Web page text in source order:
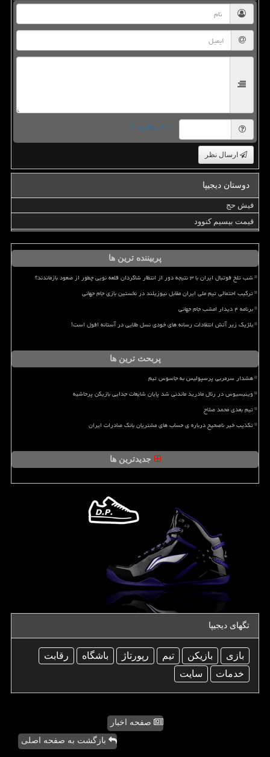
= ۸ بعلاوه ۳
ارسال نظر
دوستان دیجیپا
فیش حج
قیمت بیسیم کنوود
پربیننده ترین ها
شب تلخ فوتبال ایران با ۳ نتیجه دور از انتظار شاگردان قلعه نویی چطور از صعود بازماندند؟
ترکیب احتمالی تیم ملی ایران مقابل نیوزیلند در نخستین بازی جام جهانی
برنامه ۴ دیدار امشب جام جهانی
بلژیک زیر آتش انتقادات رسانه های خودی نسل طلایی در آستانه افول است!
پربحث ترین ها
هشدار سرمربی پرسپولیس به جاسوس تیم
وینیسیوس در رئال مادرید ماندنی شد پایان شایعات جدایی بازیکن پرحاشیه
تیم بعدی محمد صلاح
تکذیب خبر ناصحیح درباره ی حساب های مشتریان بانک صادرات ایران
جدیدترین ها
تگهای دیجیپا
بازی بازیكن تیم رپورتاژ باشگاه
رقابت
خدمات
سایت
صفحه اخبار
بازگشت به صفحه اصلی